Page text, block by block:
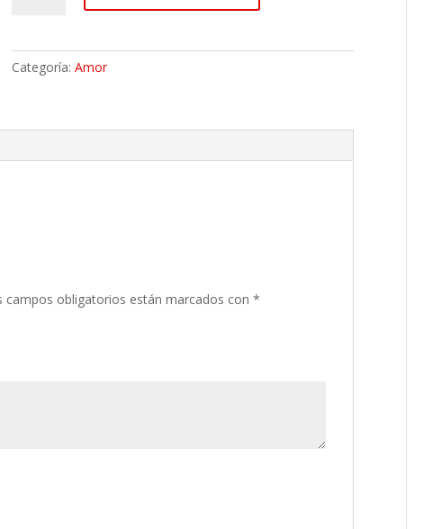
cantidad
Categoría:Amor
campos obligatorios están marcados con*